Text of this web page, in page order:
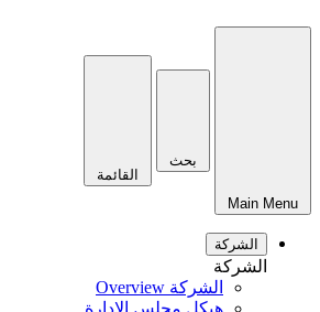
Main Menu
بحث
القائمة
الشركة
الشركة
الشركة Overview